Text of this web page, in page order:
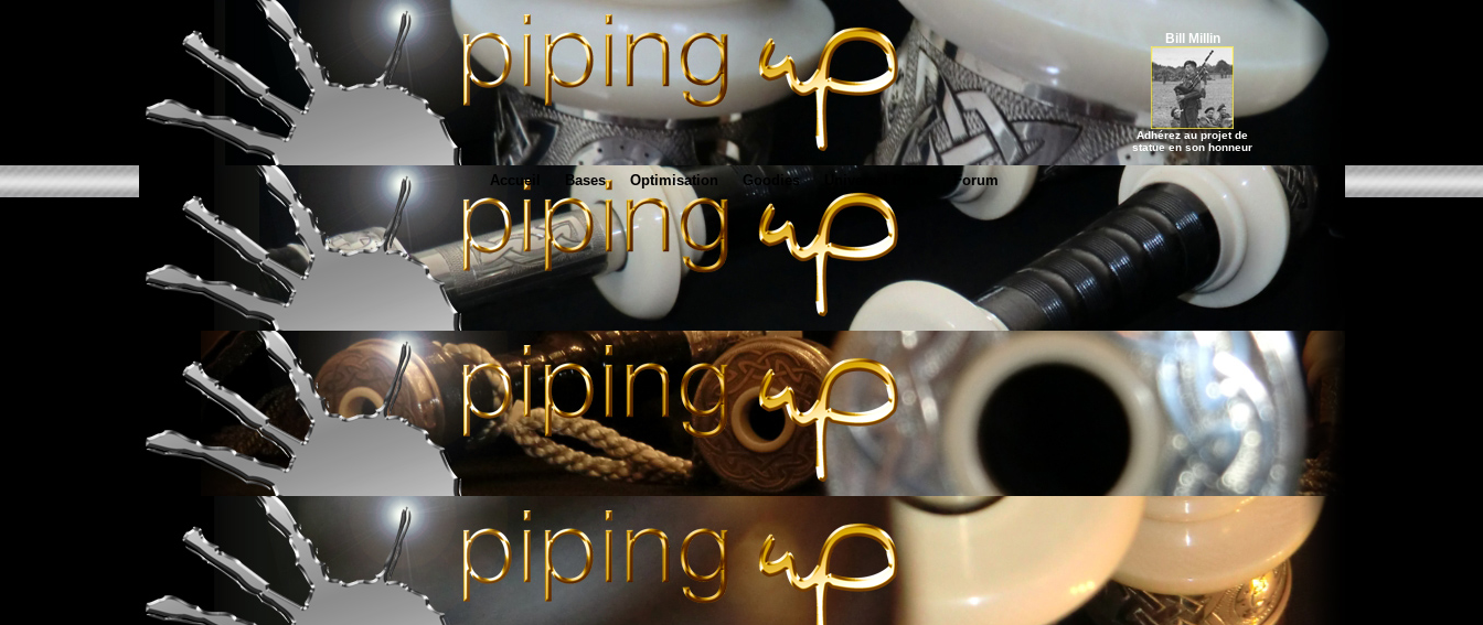
Bill Millin
Adhérez au projet de
statue en son honneur
Accueil Bases Optimisation Goodies Forum
www.pipingup.com- tout pour la cornemuse écossaise : réglage / optimisation des anches de chanter, bourdons, son, échelle, lutherie...
Réglages Omega Crozier
> Optimisation > Bourdons > Réglages Omega Crozier
Principes fondamentaux
• Comme pour les anches de chanter, le point initial est de s'assurer que l'anche est fermement maintenue dans le bourdon, bien droite. L'assise
(filassage du bas de l'anche) doit être nette sans avoir le moindre bout de fil à couvrir la partie ouverte de l'anche.
• En enfonçant l'anche de bourdon dans le cône d'anche du bourdon, on raccourcit la longueur du tuyau : on monte le diapason (+ aigu).
En retirant l'anche (veillez à toujours ajouter du fil), on allonge la longueur du tuyau : on baisse le diapason (+ grave).
• Lorsque l'on accorde un bourdon, on joue sur la longueur du tuyau :
- le fait de s'accorder plus haut par rapport au niveau du fil allonge la longueur du tuyau : on baisse ainsi la note (+ grave)
- le fait de s'accorder plus bas par rapport au fil raccourcit la longueur du tuyau : on monte ainsi la note (+ aiguë)
• Gardez en mémoire que le son optimal des bourdons correspond au réglage :
- ténors : coulisse entre 1 et 5 mm au-dessus du niveau du fil
- basse : coulisse inférieure en-dessous de la moitié de sa longueur/coulisse supérieure au niveau du fil
Vue d'ensemble
On distingue un embout en gomme, un corps en carbone et en inox, une rasette en inox et une lamelle en fibre de carbone.